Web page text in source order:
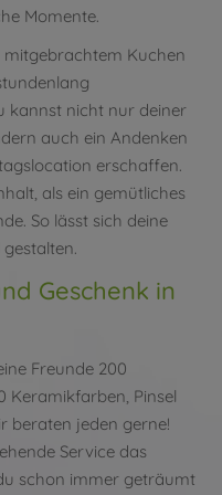
Momente.
Kuchen
kannst nicht nur deiner
auch ein Andenken
erschaffen.
als ein gemütliches
So lässt sich deine
Geschenk in
Freunde 200
Keramikfarben, Pinsel
beraten jeden gerne!
Service das
schon immer geträumt